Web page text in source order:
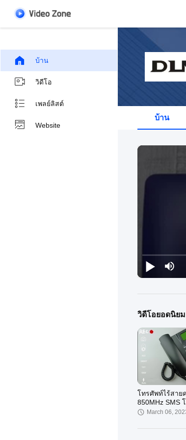
บ้าน
วิดีโอ
เพลย์ลิสต์
Website
บ้าน
วิดีโอยอดนิยม
โทรศัพท์ไร้สาย
850MHz SMS
นาล็อกMarch 06,